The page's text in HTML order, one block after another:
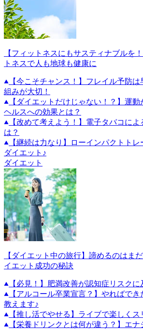
【フィットネスにもサスティナブルを
トネスで人も地球も健康に
【今こそチャンス！】フレイル予防
組みが大切！
【ダイエットだけじゃない！？】運
ヘルスへの効果とは？
【改めて考えよう！】電子タバコに
は？
【継続は力なり】ローインパクトトレ
ダイエット♪
ダイエット
【ダイエット中の旅行】諦めるのはま
イエット成功の秘訣
【必見！】肥満改善が認知症リスク
【アルコール卒業宣言？】やればで
教えます♪
【推し活でやせる】ライブで楽しくス
【栄養ドリンクとは何が違う？】エ